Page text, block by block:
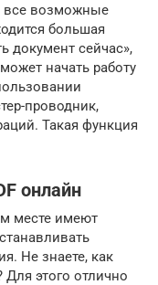
все возможные
большая
документ сейчас»,
начать работу
проводник,
Такая функция
онлайн
месте имеют
Не знаете, как
Для этого отлично